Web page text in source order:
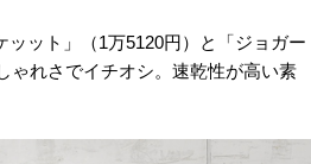
ット」（1万5120円）と「ジョガー
ゃれさでイチオシ。速乾性が高い素